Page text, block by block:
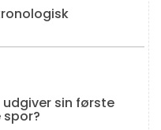
sin første
spor?